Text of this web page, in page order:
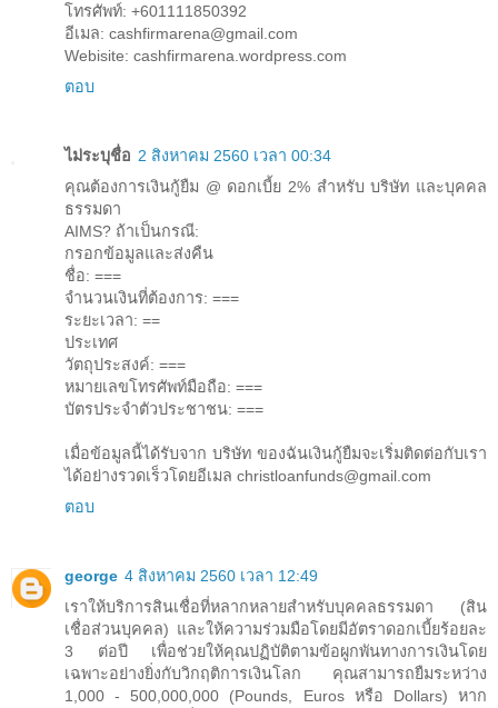
โทรศัพท์: +601111850392
อีเมล: cashfirmarena@gmail.com
Webisite: cashfirmarena.wordpress.com
ตอบ
ไม่ระบุชื่อ 2 สิงหาคม 2560 เวลา 00:34
คุณต้องการเงินกู้ยืม @ ดอกเบี้ย 2% สำหรับ บริษัท และบุคคล
ธรรมดา
AIMS? ถ้าเป็นกรณี:
กรอกข้อมูลและส่งคืน
ชื่อ: ===
จำนวนเงินที่ต้องการ: ===
ระยะเวลา: ==
ประเทศ
วัตถุประสงค์: ===
หมายเลขโทรศัพท์มือถือ: ===
บัตรประจำตัวประชาชน: ===
เมื่อข้อมูลนี้ได้รับจาก บริษัท ของฉันเงินกู้ยืมจะเริ่มติดต่อกับเรา
ได้อย่างรวดเร็วโดยอีเมล christloanfunds@gmail.com
ตอบ
george 4 สิงหาคม 2560 เวลา 12:49
เราให้บริการสินเชื่อที่หลากหลายสำหรับบุคคลธรรมดา (สิน
เชื่อส่วนบุคคล) และให้ความร่วมมือโดยมีอัตราดอกเบี้ยร้อยละ
3 ต่อปี เพื่อช่วยให้คุณปฏิบัติตามข้อผูกพันทางการเงินโดย
เฉพาะอย่างยิ่งกับวิกฤติการเงินโลก คุณสามารถยืมระหว่าง
1,000 - 500,000,000 (Pounds, Euros หรือ Dollars) หาก